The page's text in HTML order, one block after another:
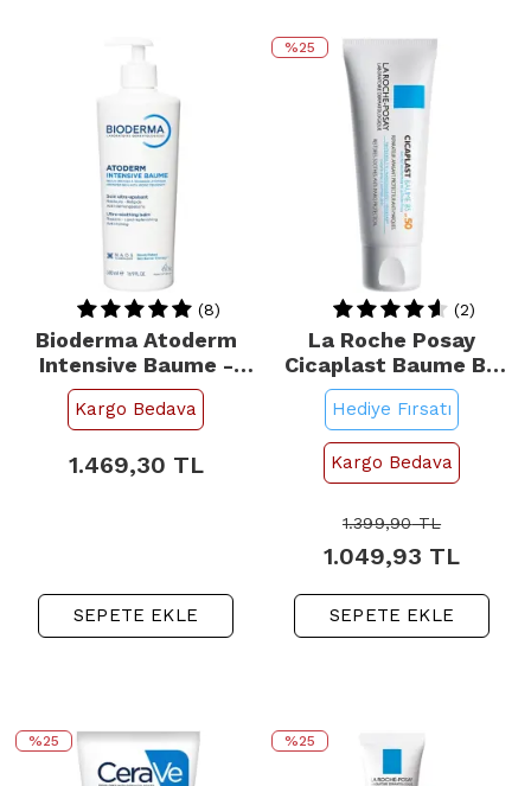
(8)
Bioderma Atoderm
Intensive Baume -
Atopi Eğilimli Cilt İçin
Nemlendirici 500ml
Kargo Bedava
1.469,30 TL
SEPETE EKLE
%25
(2)
La Roche Posay
Cicaplast Baume B5
SPF 50 - Onarıcı Bakım
Kremi 40ml
Hediye Fırsatı
Kargo Bedava
1.399,90TL
1.049,93 TL
SEPETE EKLE
%25 %25